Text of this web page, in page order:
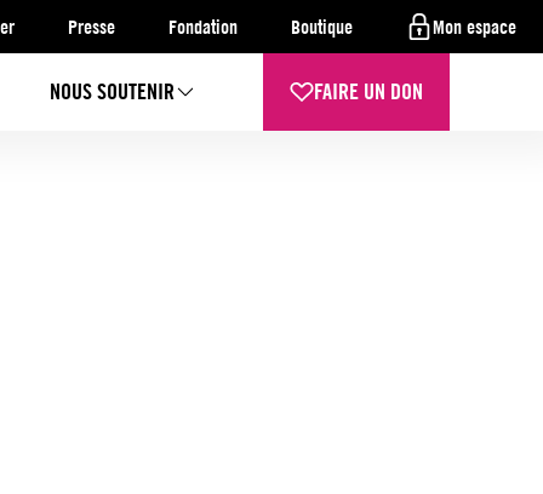
Presse Fondation Boutique Mon espace
NOUS SOUTENIR FAIRE UN DON